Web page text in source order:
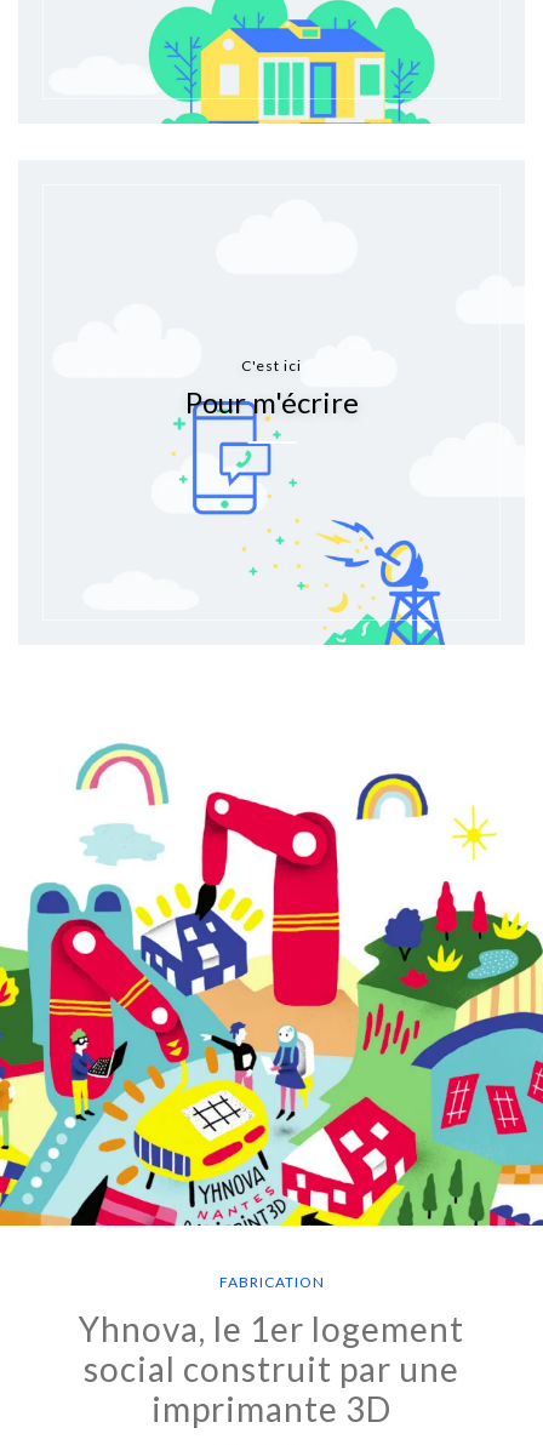
C'est ici
Pour m'écrire
FABRICATION
Yhnova, le 1er logement
social construit par une
imprimante 3D